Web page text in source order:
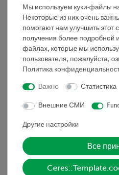
первичной цепи и числа
исследования этих
различные трансформаторы.
поддерживаться постоянными
первичной стороне, затем
стороне.
Преимущества
Демонстрационный
Простая и прочная
Объём поставки
Мы используем куки-файлы
Некоторые из них очень
помогают нам улучшить этот
получения более подробной
файлах, которые мы
пользователя, пожалуйста,
Политика
Важно Статистика
Внешние СМИ
Другие настройки
Все